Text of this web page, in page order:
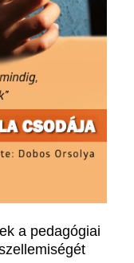
a pedagógiai